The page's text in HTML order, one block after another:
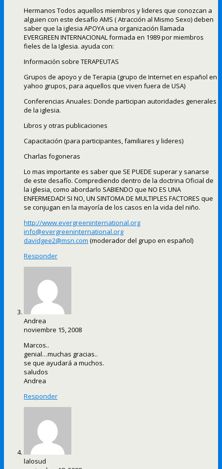
Hermanos Todos aquellos miembros y lideres que conozcan a
alguien con este desafío AMS ( Atracción al Mismo Sexo) deben
saber que la iglesia APOYA una organización llamada
EVERGREEN INTERNACIONAL formada en 1989 por miembros
fieles de la Iglesia. ayuda con:
Información sobre TERAPEUTAS
Grupos de apoyo y de Terapia (grupo de Internet en español en
yahoo grupos, para aquellos que viven fuera de USA)
Conferencias Anuales: Donde participan autoridades generales
de la iglesia.
Libros y otras publicaciones
Capacitación (para participantes, familiares y lideres)
Charlas fogoneras
Lo mas importante es saber que SE PUEDE superar y sanarse
de este desafío. Comprediendo dentro de la doctrina Oficial de
la iglesia, como abordarlo SABIENDO que NO ES UNA
ENFERMEDAD! SI NO, UN SINTOMA DE MULTIPLES FACTORES que
se conjugan en la mayoría de los casos en la vida del niño.
http://www.evergreeninternational.org
info@evergreeninternational.org
davidgee2@msn.com (moderador del grupo en español)
Responder
Andrea
noviembre 15, 2008
Marcos..
genial…muchas gracias..
se que ayudará a muchos.
saludos
Andrea
Responder
lalosud